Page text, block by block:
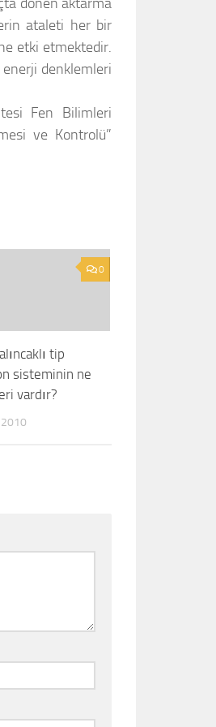
ataleti her bir
etki etmektedir.
denklemleri
Fen Bilimleri
ve Kontrolü”
0
tip
sisteminin ne
vardır?